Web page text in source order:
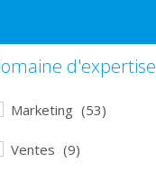
d'expertise
Marketing (53)
Ventes (9)